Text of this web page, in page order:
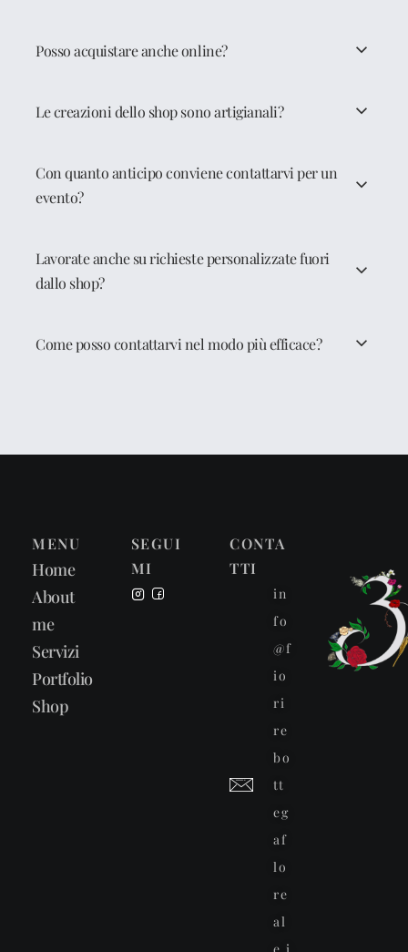
Posso acquistare anche online?
Le creazioni dello shop sono artigianali?
Con quanto anticipo conviene contattarvi per un
evento?
Lavorate anche su richieste personalizzate fuori
dallo shop?
Come posso contattarvi nel modo più efficace?
MENU
Home
About
me
Servizi
Portfolio
Shop
SEGUI
MI
CONTA
TTI
in
fo
@f
io
ri
re
bo
tt
eg
af
lo
re
al